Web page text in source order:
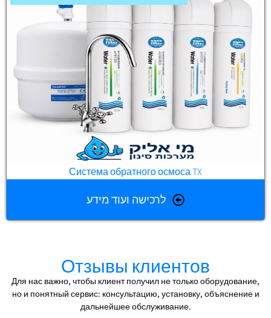
Система обратного осмоса TX
לרכישה ועוד מידע
Отзывы клиентов
Для нас важно, чтобы клиент получил не только оборудование,
но и понятный сервис: консультацию, установку, объяснение и
дальнейшее обслуживание.